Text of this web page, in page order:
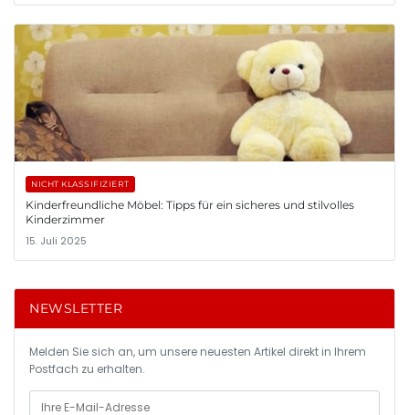
NICHT KLASSIFIZIERT
Kinderfreundliche Möbel: Tipps für ein sicheres und stilvolles
Kinderzimmer
15. Juli 2025
NEWSLETTER
Melden Sie sich an, um unsere neuesten Artikel direkt in Ihrem
Postfach zu erhalten.